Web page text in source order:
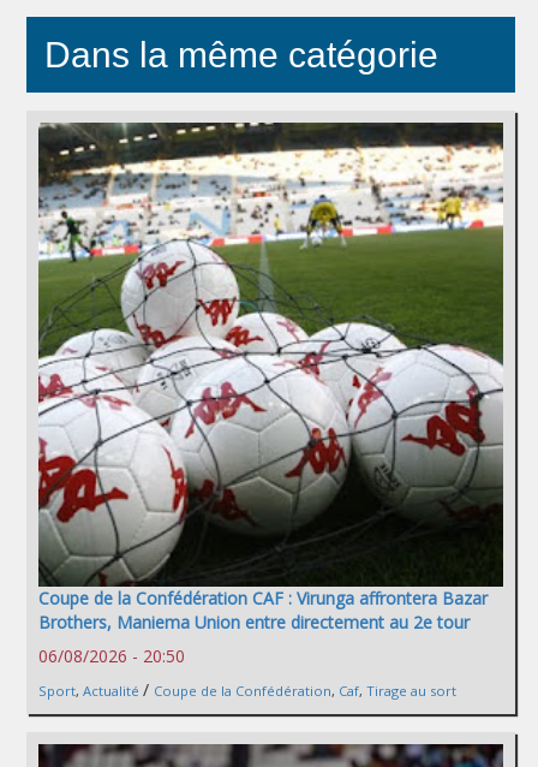
Dans la même catégorie
Coupe de la Confédération CAF : Virunga affrontera Bazar
Brothers, Maniema Union entre directement au 2e tour
06/08/2026 - 20:50
Sport, Actualité / Coupe de la Confédération, Caf, Tirage au sort